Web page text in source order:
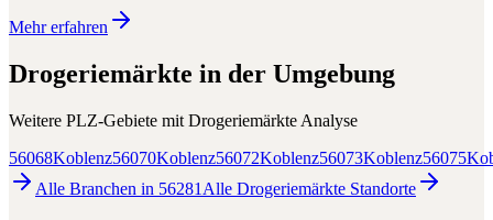
Mehr erfahren
Drogeriemärkte in der Umgebung
Weitere PLZ-Gebiete mit Drogeriemärkte Analyse
56068Koblenz56070Koblenz56072Koblenz56073Koblenz56075
Alle Branchen in 56281 Alle Drogeriemärkte Standorte